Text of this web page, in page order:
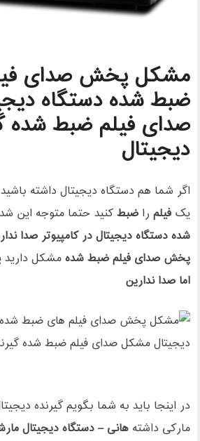
مشکل پخش صدای
ضبط شده دستگاه
صدای فیلم ضبط شده
دیجیتال
اگر شما هم دستگاه دیجیتال داشته
یکفیلم راضبط کنید حتما متوجه این
شده دستگاه دیجیتال در کامپیوتر صدا
پخش صدای فیلم ضبط شده مشکل
اما صدا ندارین
در اینجا باید به شما بگویم گیرنده
مارکی داشتههانی – دستگاه دیجیتال